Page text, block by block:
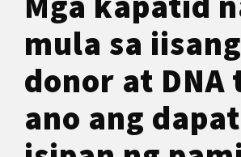
mula sa iisang
donor at DNA
ano ang